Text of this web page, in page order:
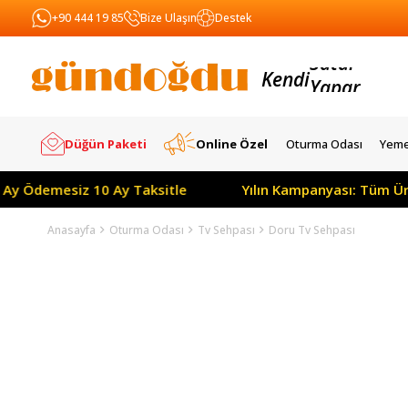
+90 444 19 85 Bize Ulaşın Destek
KendiYapar
Düğün Paketi Online Özel Oturma Odası
10 Ay Taksitle Yılın Kampanyası: Tüm
Anasayfa Oturma Odası Tv Sehpası Doru Tv Sehpası